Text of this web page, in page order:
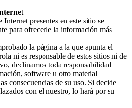
Internet presentes en este sitio se
para ofrecerle la información más
la página a la que apunta el
ni es responsable de estos sitios ni de
declinamos toda responsabilidad
software u otro material
consecuencias de su uso. Si decide
con el nuestro, lo hará por su